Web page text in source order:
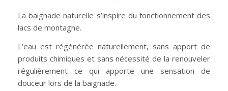
La baignade naturelle s’inspire du fonctionnement des
lacs de montagne.
L’eau est régénérée naturellement, sans apport de
produits chimiques et sans nécessité de la renouveler
régulièrement ce qui apporte une sensation de
douceur lors de la baignade.